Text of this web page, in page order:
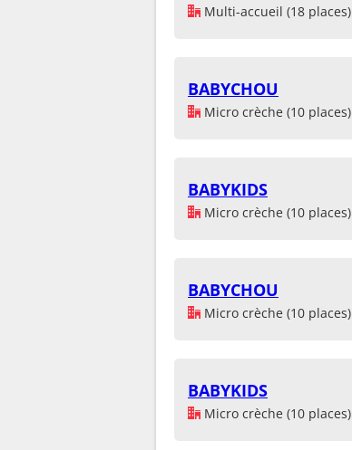
Multi-accueil (18 places)
BABYCHOU
Micro crèche (10 places)
BABYKIDS
Micro crèche (10 places)
BABYCHOU
Micro crèche (10 places)
BABYKIDS
Micro crèche (10 places)